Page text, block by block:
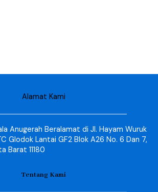
Alamat Kami
Anugerah Beralamat di Jl. Hayam Wuruk
Glodok Lantai GF2 Blok A26 No. 6 Dan 7,
Barat 11180
Tentang Kami